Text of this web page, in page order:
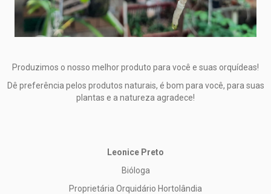
Produzimos o nosso melhor produto para você e suas orquídeas!
Dê preferência pelos produtos naturais, é bom para você, para suas
plantas e a natureza agradece!
Leonice Preto
Bióloga
Proprietária Orquidário Hortolândia